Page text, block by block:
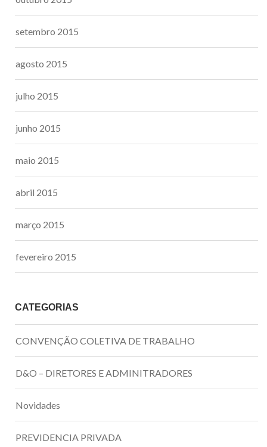
setembro 2015
agosto 2015
julho 2015
junho 2015
maio 2015
abril 2015
março 2015
fevereiro 2015
CATEGORIAS
CONVENÇÃO COLETIVA DE TRABALHO
D&O – DIRETORES E ADMINITRADORES
Novidades
PREVIDENCIA PRIVADA